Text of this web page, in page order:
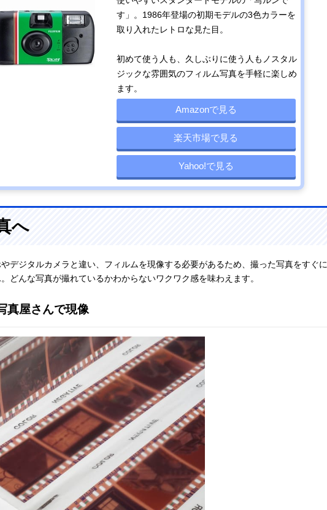
す」。1986年登場の初期モデルの3色カラーを
取り入れたレトロな見た目。
初めて使う人も、久しぶりに使う人もノスタル
ジックな雰囲気のフィルム写真を手軽に楽しめ
ます。
Amazonで見る
楽天市場で見る
Yahoo!で見る
へ
やデジタルカメラと違い、フィルムを現像する必要があるため、撮った写真をすぐに
どんな写真が撮れているかわからないワクワク感を味わえます。
真屋さんで現像